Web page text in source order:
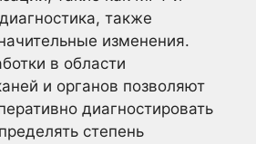
также
изменения.
в области
и органов позволяют
диагностировать
степень